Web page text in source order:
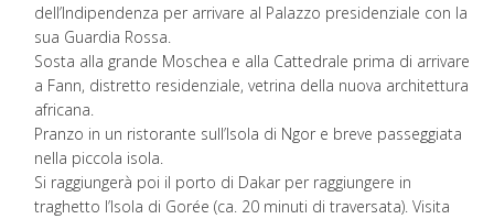
dell’Indipendenza per arrivare al Palazzo presidenziale con la
sua Guardia Rossa.
Sosta alla grande Moschea e alla Cattedrale prima di arrivare
a Fann, distretto residenziale, vetrina della nuova architettura
africana.
Pranzo in un ristorante sull’Isola di Ngor e breve passeggiata
nella piccola isola.
Si raggiungerà poi il porto di Dakar per raggiungere in
traghetto l’Isola di Gorée (ca. 20 minuti di traversata). Visita